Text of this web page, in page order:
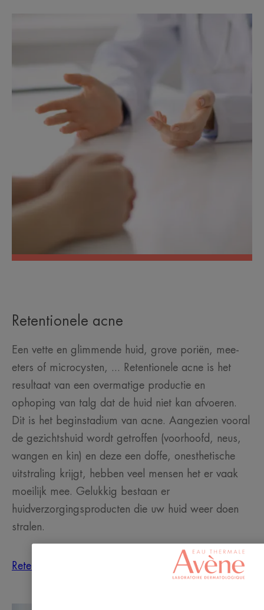
Retentionele acne
Een vette en glimmende huid, grove poriën, mee-
eters of microcysten, ... Retentionele acne is het
resultaat van een overmatige productie en
ophoping van talg dat de huid niet kan afvoeren.
Dit is het beginstadium van acne. Aangezien vooral
de gezichtshuid wordt getroffen (voorhoofd, neus,
wangen en kin) en deze een doffe, onesthetische
uitstraling krijgt, hebben veel mensen het er vaak
moeilijk mee. Gelukkig bestaan er
huidverzorgingsproducten die uw huid weer doen
stralen.
Retentionele acne